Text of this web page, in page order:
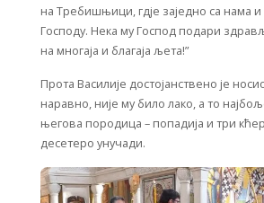
на Требишњици, гдје заједно са нама
Господу. Нека му Господ подари
на многаја и благаја љета!”
Прота Василије достојанствено је
наравно, није му било лако, а то
његова породица – попадија и три
десетеро унучади.